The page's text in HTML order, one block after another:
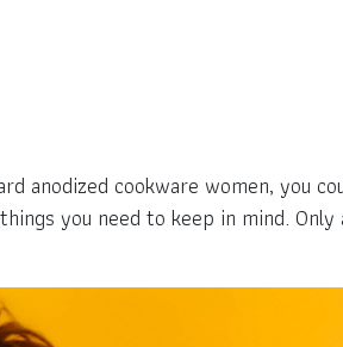
anodized cookware women, you
you need to keep in mind.